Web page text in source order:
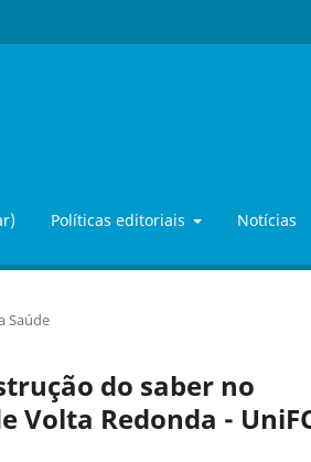
Políticas editoriais Notícias
Saúde
do saber no
Volta Redonda -